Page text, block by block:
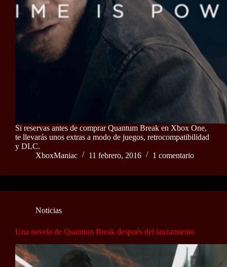
Si reservas antes de comprar Quantum Break en Xbox One,
te llevarás unos extras a modo de juegos, retrocompatibilidad
y DLC.
XboxManiac
11 febrero, 2016 1 comentario
Noticias
Una novela de Quantum Break después del lanzamiento